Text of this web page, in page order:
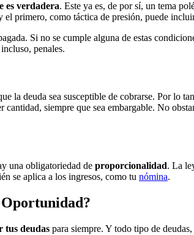
es verdadera. Este ya es, de por sí, un tema
el primero, como táctica de presión, puede
Si no se cumple alguna de estas
penales.
la deuda sea susceptible de cobrarse. Por lo
siempre que sea embargable. No
una obligatoriedad de proporcionalidad. La
se aplica a los ingresos, como tu nómina.
Oportunidad?
tus deudas para siempre. Y todo tipo de